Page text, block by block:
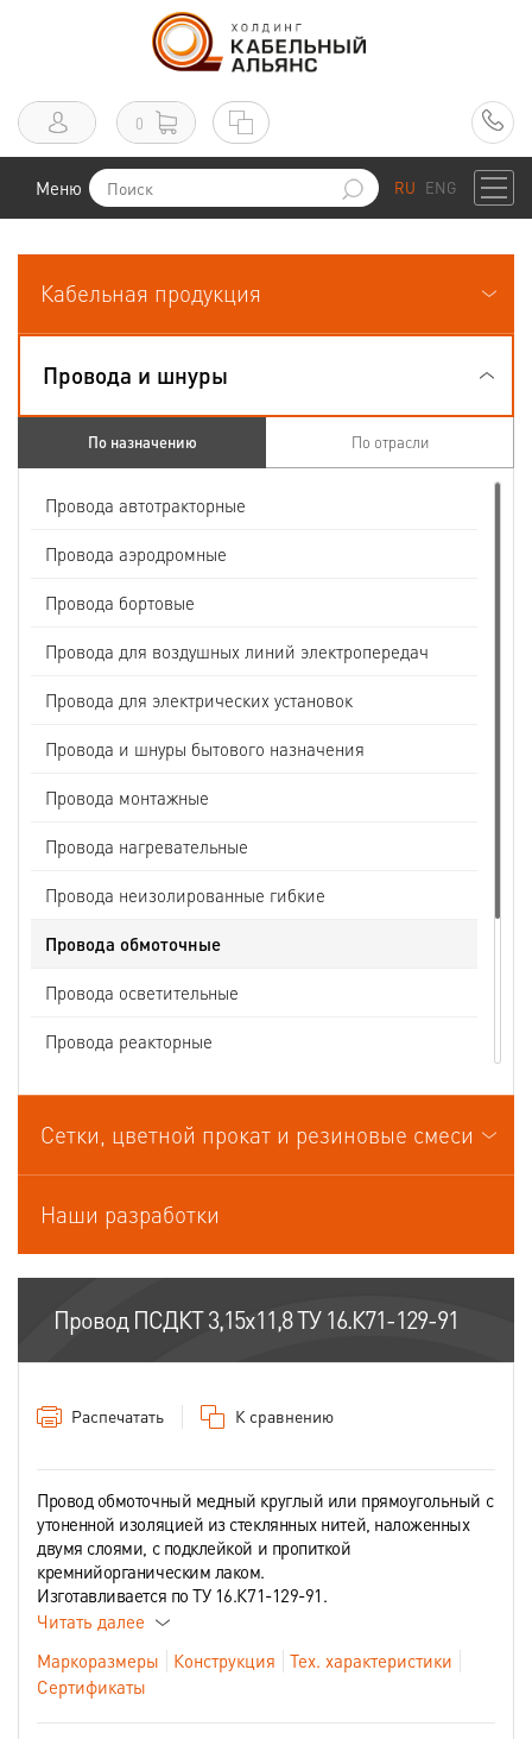
0
Меню RU ENG
Кабельная продукция
Провода и шнуры
По назначению По отрасли
Провода автотракторные
Провода аэродромные
Провода бортовые
Провода для воздушных линий электропередач
Провода для электрических установок
Провода и шнуры бытового назначения
Провода монтажные
Провода нагревательные
Провода неизолированные гибкие
Провода обмоточные
Провода осветительные
Провода реакторные
Провода связи
Провода спец.назначения
Шнуры шахтные
Сетки, цветной прокат и резиновые смеси
Наши разработки
Провод ПСДКТ 3,15х11,8 ТУ 16.К71-129-91
Распечатать К сравнению
Провод обмоточный медный круглый или прямоугольный с
утоненной изоляцией из стеклянных нитей, наложенных
двумя слоями, с подклейкой и пропиткой
кремнийорганическим лаком.
Изготавливается по ТУ 16.К71-129-91.
Читать далее
Маркоразмеры
Конструкция
Тех. характеристики
Сертификаты